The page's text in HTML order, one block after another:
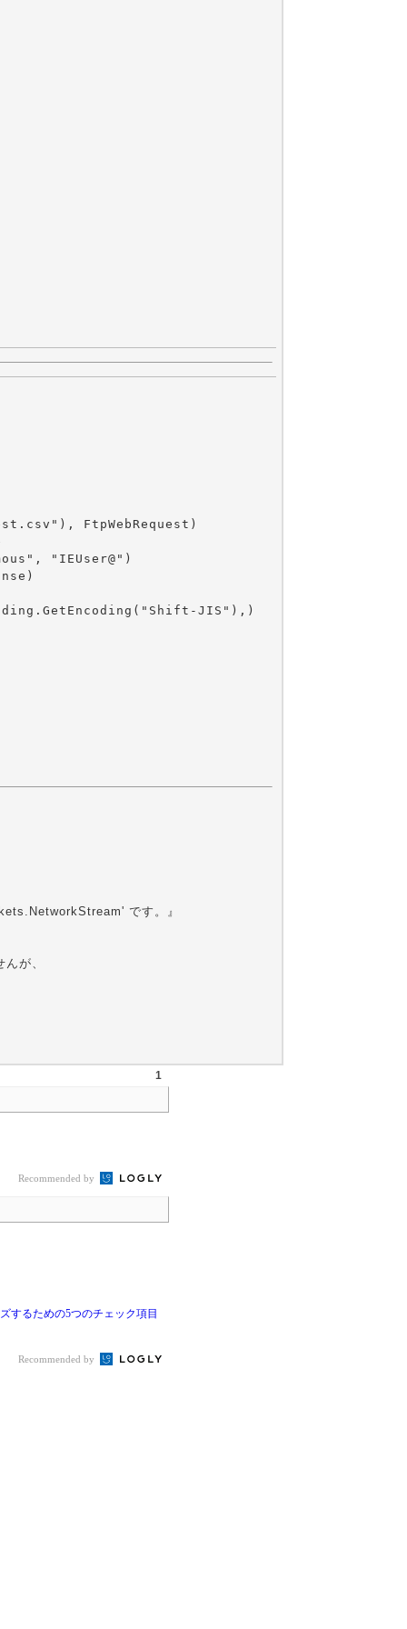
です。』
が、
1
Recommended by
するための5つのチェック項目
Recommended by